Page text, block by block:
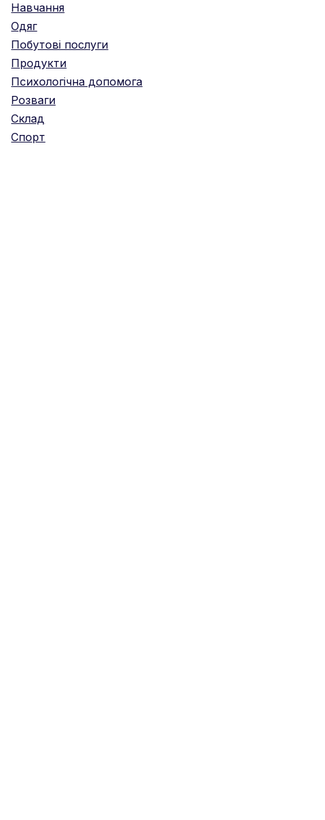
Навчання
Одяг
Побутові послуги
Продукти
Психологічна допомога
Розваги
Склад
Спорт